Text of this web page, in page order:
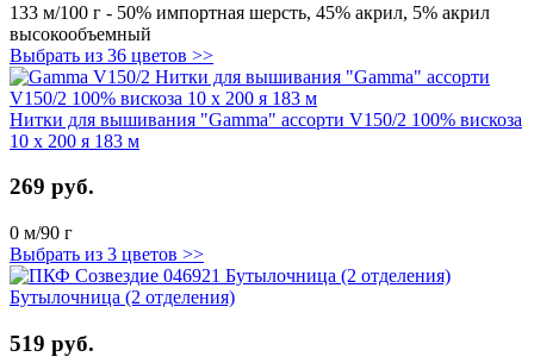
133 м/100 г - 50% импортная шерсть, 45% акрил, 5% акрил
высокообъемный
Выбрать из 36 цветов >>
Нитки для вышивания "Gamma" ассорти V150/2 100% вискоза
10 x 200 я 183 м
269 руб.
0 м/90 г
Выбрать из 3 цветов >>
Бутылочница (2 отделения)
519 руб.